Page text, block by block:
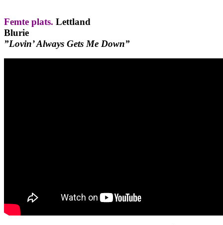
Femte plats. Lettland
Blurie
”Lovin’ Always Gets Me Down”